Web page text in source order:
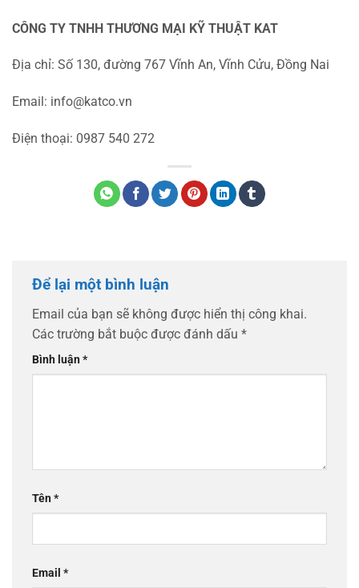
CÔNG TY TNHH THƯƠNG MẠI KỸ THUẬT KAT
Địa chỉ: Số 130, đường 767 Vĩnh An, Vĩnh Cửu, Đồng Nai
Email: info@katco.vn
Điện thoại: 0987 540 272
Để lại một bình luận
Email của bạn sẽ không được hiển thị công khai.
Các trường bắt buộc được đánh dấu *
Bình luận*
Tên*
Email *